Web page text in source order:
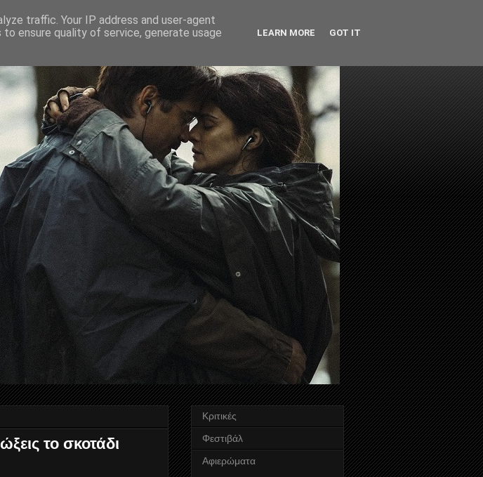
το σκοτάδι
Κριτικές
Φεστιβάλ
Αφιερώματα
traffic. Your IP address and user-agent
ensure quality of service, generate usage
LEARN MORE GOT IT